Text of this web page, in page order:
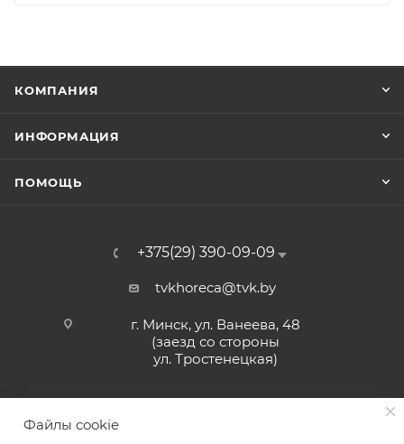
КОМПАНИЯ
ИНФОРМАЦИЯ
ПОМОЩЬ
+375(29) 390-09-09
tvkhoreca@tvk.by
г. Минск, ул. Ванеева, 48
(заезд со стороны
ул. Тростенецкая)
Файлы cookie